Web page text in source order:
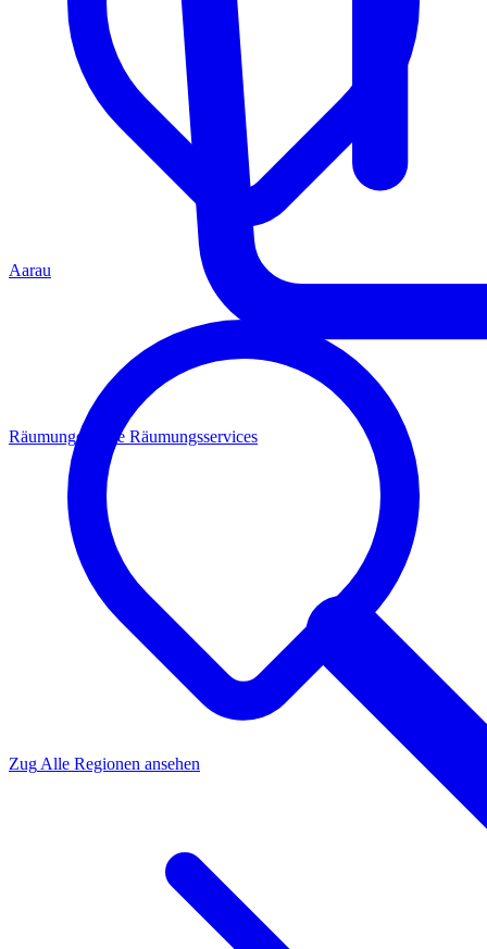
Räumungen Alle Räumungsservices
Aarau
Zug Alle Regionen ansehen